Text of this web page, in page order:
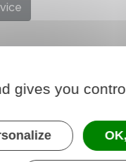
gives you